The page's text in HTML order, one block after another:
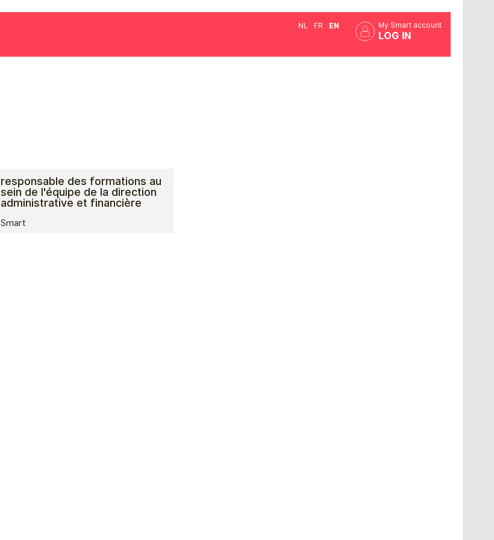
My Smart account
LOG IN
NL FR EN
responsable des formations au
sein de l'équipe de la direction
administrative et financière
Smart